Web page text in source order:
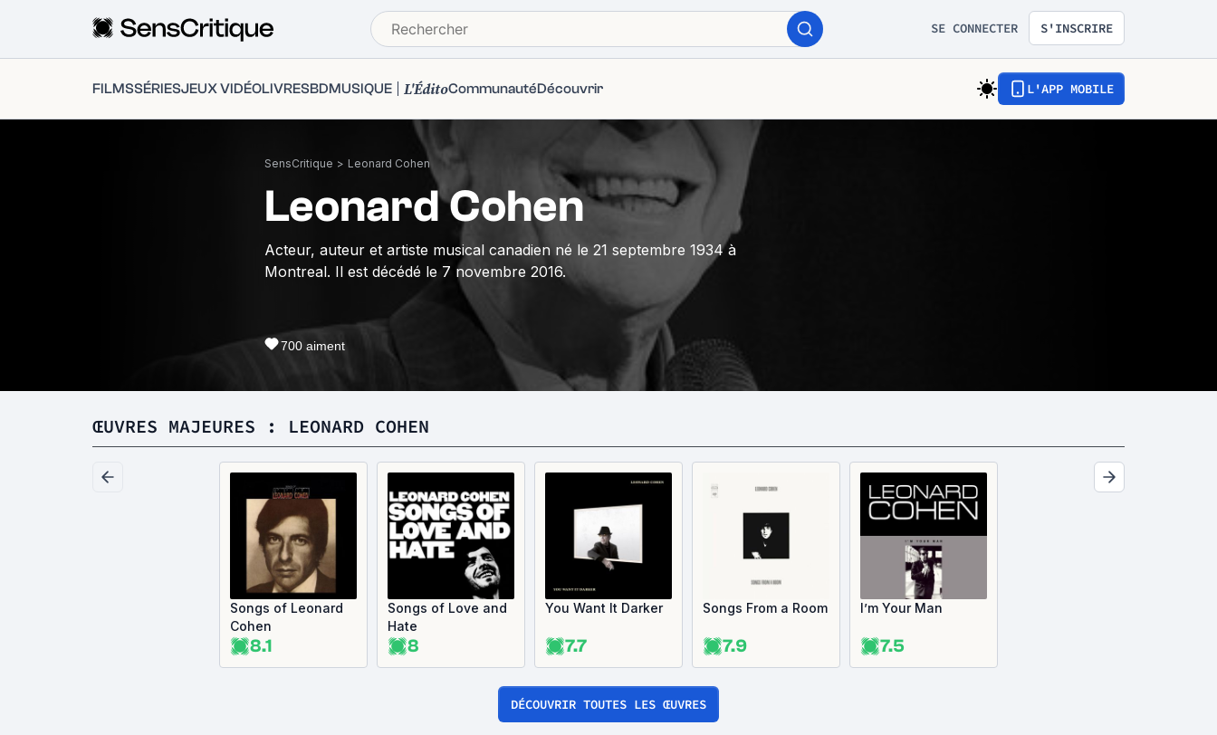
SE CONNECTER S'INSCRIRE
FILMSSÉRIESJEUX VIDÉOLIVRESBDMUSIQUE L'ÉditoCommunautéDécouvrir L'APP MOBILE
SensCritique > Leonard Cohen
Leonard Cohen
Acteur, auteur et artiste musical canadien né le 21 septembre 1934 à
Montreal. Il est décédé le 7 novembre 2016.
700 aiment
ŒUVRES MAJEURES : LEONARD COHEN
Songs of Leonard
Cohen
8.1
Songs of Love and
Hate
8
You Want It Darker
7.7
Songs From a Room
7.9
I’m Your Man
7.5
DÉCOUVRIR TOUTES LES ŒUVRES